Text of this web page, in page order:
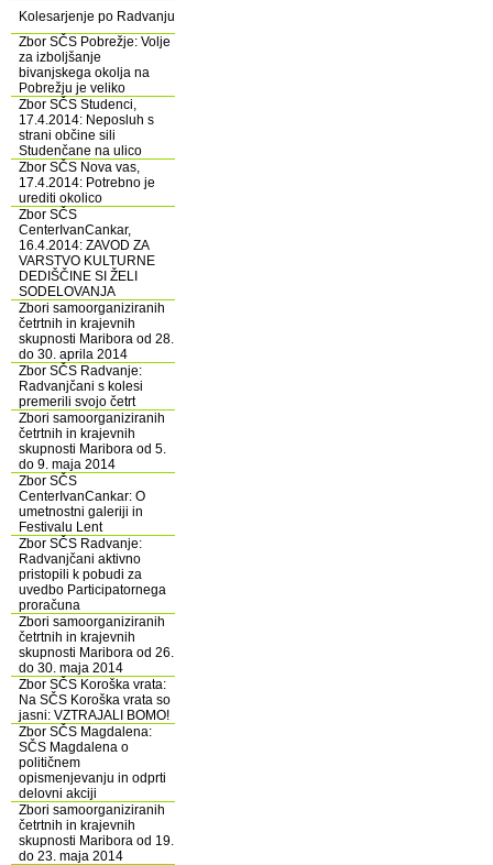
Kolesarjenje po Radvanju
Zbor SČS Pobrežje: Volje
za izboljšanje
bivanjskega okolja na
Pobrežju je veliko
Zbor SČS Studenci,
17.4.2014: Neposluh s
strani občine sili
Studenčane na ulico
Zbor SČS Nova vas,
17.4.2014: Potrebno je
urediti okolico
Zbor SČS
CenterIvanCankar,
16.4.2014: ZAVOD ZA
VARSTVO KULTURNE
DEDIŠČINE SI ŽELI
SODELOVANJA
Zbori samoorganiziranih
četrtnih in krajevnih
skupnosti Maribora od 28.
do 30. aprila 2014
Zbor SČS Radvanje:
Radvanjčani s kolesi
premerili svojo četrt
Zbori samoorganiziranih
četrtnih in krajevnih
skupnosti Maribora od 5.
do 9. maja 2014
Zbor SČS
CenterIvanCankar: O
umetnostni galeriji in
Festivalu Lent
Zbor SČS Radvanje:
Radvanjčani aktivno
pristopili k pobudi za
uvedbo Participatornega
proračuna
Zbori samoorganiziranih
četrtnih in krajevnih
skupnosti Maribora od 26.
do 30. maja 2014
Zbor SČS Koroška vrata:
Na SČS Koroška vrata so
jasni: VZTRAJALI BOMO!
Zbor SČS Magdalena:
SČS Magdalena o
političnem
opismenjevanju in odprti
delovni akciji
Zbori samoorganiziranih
četrtnih in krajevnih
skupnosti Maribora od 19.
do 23. maja 2014